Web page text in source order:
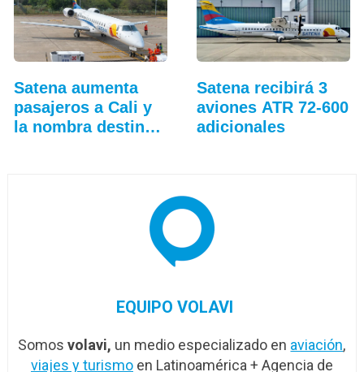
Satena aumenta
pasajeros a Cali y
la nombra destino
Satena recibirá 3
aviones ATR 72-600
adicionales
EQUIPO VOLAVI
Somosvolavi, un medio especializado en aviación,
viajes y turismoen Latinoamérica + Agencia de